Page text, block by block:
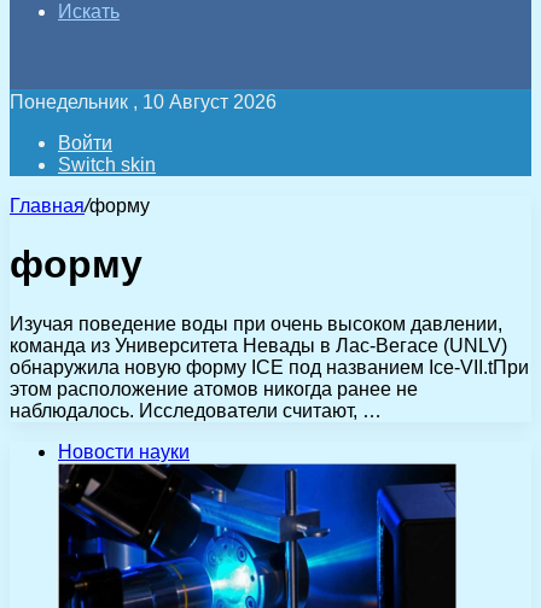
Искать
Понедельник , 10 Август 2026
Войти
Switch skin
Главная/форму
форму
Изучая поведение воды при очень высоком давлении,
команда из Университета Невады в Лас-Вегасе (UNLV)
обнаружила новую форму ICE под названием Ice-VII.tПри
этом расположение атомов никогда ранее не
наблюдалось. Исследователи считают, …
Новости науки